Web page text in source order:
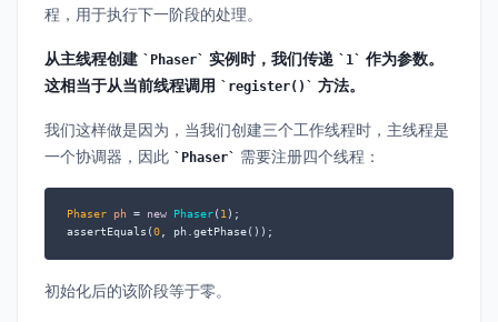
程，用于执行下一阶段的处理。
从主线程创建 Phaser 实例时，我们传递 1
作为参数。
这相当于从当前线程调用
register() 方法。
我们这样做是因为，当我们创建三个工作线程时，主线程是
一个协调器，因此
Phaser 需要注册四个线程：
Phaser ph = new Phaser( 1);
assertEquals(0, ph.getPhase());
初始化后的该阶段等于零。